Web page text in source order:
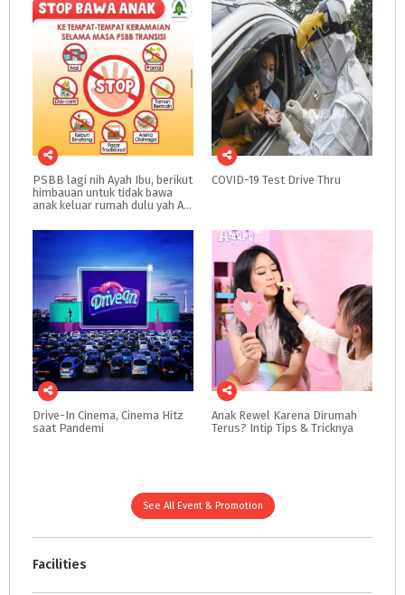
PSBB lagi nih Ayah Ibu, berikut
himbauan untuk tidak bawa
anak keluar rumah dulu yah Ayah Ibu
COVID-19 Test Drive Thru
Drive-In Cinema, Cinema Hitz
saat Pandemi
Anak Rewel Karena Dirumah
Terus? Intip Tips & Tricknya
See All Event & Promotion
Facilities